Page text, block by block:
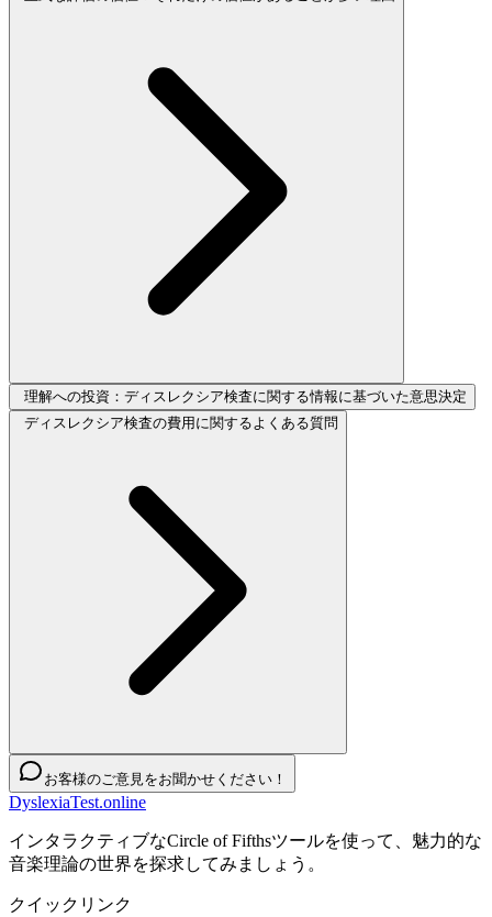
理解への投資：ディスレクシア検査に関する情報に基づいた意思決定
ディスレクシア検査の費用に関するよくある質問
お客様のご意見をお聞かせください！
DyslexiaTest.online
インタラクティブなCircle of Fifthsツールを使って、魅力的な
音楽理論の世界を探求してみましょう。
クイックリンク